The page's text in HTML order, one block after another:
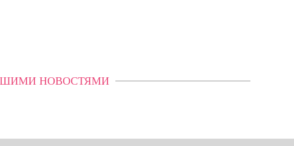
НОВОСТЯМИ